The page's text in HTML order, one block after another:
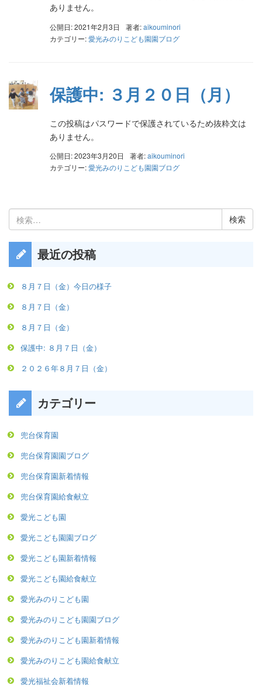
ありません。
公開日: 2021年2月3日 著者:aikouminori
カテゴリー:愛光みのりこども園園ブログ
保護中: ３月２０日（月）
この投稿はパスワードで保護されているため抜粋文は
ありません。
公開日: 2023年3月20日 著者:aikouminori
カテゴリー:愛光みのりこども園園ブログ
検
索:
最近の投稿
８月７日（金）今日の様子
８月７日（金）
８月７日（金）
保護中: ８月７日（金）
２０２６年８月７日（金）
カテゴリー
兜台保育園
兜台保育園園ブログ
兜台保育園新着情報
兜台保育園給食献立
愛光こども園
愛光こども園園ブログ
愛光こども園新着情報
愛光こども園給食献立
愛光みのりこども園
愛光みのりこども園園ブログ
愛光みのりこども園新着情報
愛光みのりこども園給食献立
愛光福祉会新着情報